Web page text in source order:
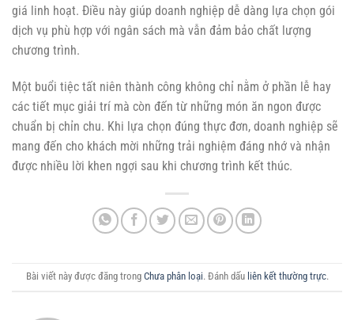
giá linh hoạt. Điều này giúp doanh nghiệp dễ dàng lựa chọn gói
dịch vụ phù hợp với ngân sách mà vẫn đảm bảo chất lượng
chương trình.
Một buổi tiệc tất niên thành công không chỉ nằm ở phần lễ hay
các tiết mục giải trí mà còn đến từ những món ăn ngon được
chuẩn bị chỉn chu. Khi lựa chọn đúng thực đơn, doanh nghiệp sẽ
mang đến cho khách mời những trải nghiệm đáng nhớ và nhận
được nhiều lời khen ngợi sau khi chương trình kết thúc.
Bài viết này được đăng trong Chưa phân loại. Đánh dấu liên kết thường trực.